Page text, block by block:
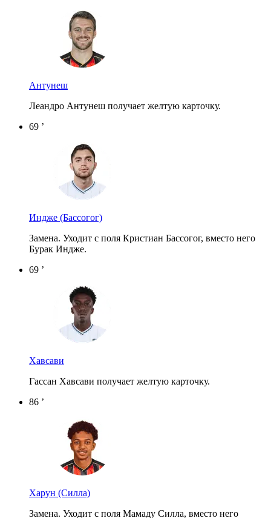
Антунеш
Леандро Антунеш получает желтую карточку.
69 ’
Индже (Бассогог)
Замена. Уходит с поля Кристиан Бассогог, вместо него
Бурак Индже.
69 ’
Хавсави
Гассан Хавсави получает желтую карточку.
86 ’
Харун (Силла)
Замена. Уходит с поля Мамаду Силла, вместо него